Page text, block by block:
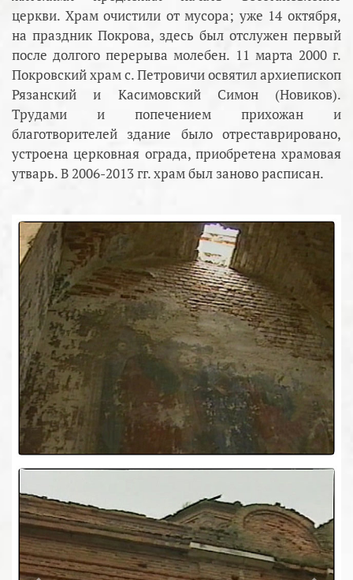
церкви. Храм очистили от мусора; уже 14 октября,
на праздник Покрова, здесь был отслужен первый
после долгого перерыва молебен. 11 марта 2000 г.
Покровский храм с. Петровичи освятил архиепископ
Рязанский и Касимовский Симон (Новиков).
Трудами и попечением прихожан и
благотворителей здание было отреставрировано,
устроена церковная ограда, приобретена храмовая
утварь. В 2006-2013 гг. храм был заново расписан.